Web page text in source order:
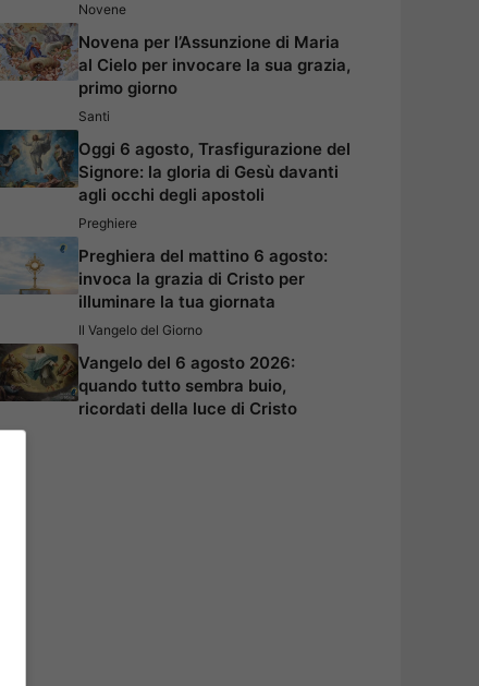
Novene
Novena per l’Assunzione di Maria
al Cielo per invocare la sua grazia,
primo giorno
Santi
Oggi 6 agosto, Trasfigurazione del
Signore: la gloria di Gesù davanti
agli occhi degli apostoli
Preghiere
Preghiera del mattino 6 agosto:
invoca la grazia di Cristo per
illuminare la tua giornata
Il Vangelo del Giorno
Vangelo del 6 agosto 2026:
quando tutto sembra buio,
ricordati della luce di Cristo